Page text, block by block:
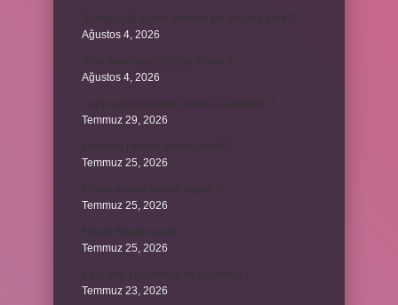
Ağustos 4, 2026
Ağustos 4, 2026
Temmuz 29, 2026
Temmuz 25, 2026
Temmuz 25, 2026
Temmuz 25, 2026
Temmuz 23, 2026